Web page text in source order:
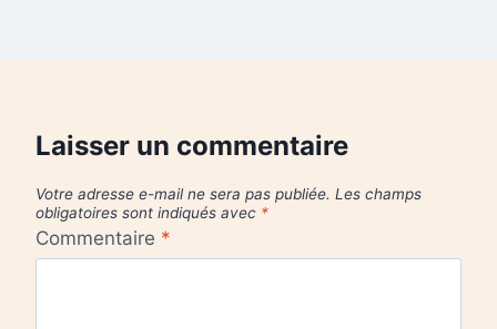
Laisser un commentaire
Votre adresse e-mail ne sera pas publiée. Les champs
obligatoires sont indiqués avec *
Commentaire *